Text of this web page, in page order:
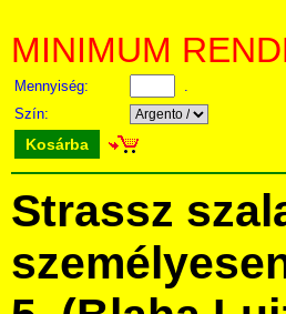
MINIMUM
Mennyiség:
.
Szín:
Kosárba
Strassz